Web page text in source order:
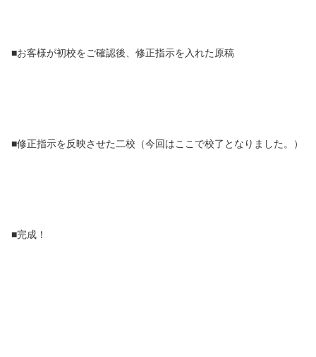
■お客様が初校をご確認後、修正指示を入れた原稿
■修正指示を反映させた二校（今回はここで校了となりました。）
■完成！